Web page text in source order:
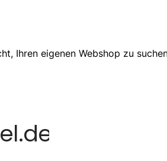
Ihren eigenen Webshop zu